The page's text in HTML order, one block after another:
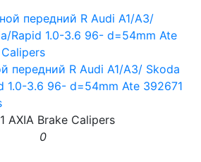
передний R Audi A1/A3/ Skoda
1.0-3.6 96- d=54mm Ate 392671
AXIA Brake Calipers
0